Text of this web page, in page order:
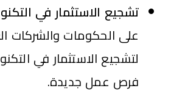
تشجيع الاستثمار في
على الحكومات والشركات
لتشجيع الاستثمار في
فرص عمل جديدة.